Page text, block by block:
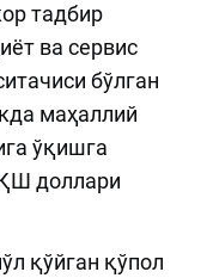
тадбир
ва сервис
бўлган
маҳаллий
ўқишга
доллари
қўйган қўпол